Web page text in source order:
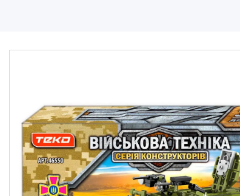
Автокрісла
Дитячі візочки
Меблі дитячі
Дитячий транспорт
Іграшки
Засоби особистої гігієни